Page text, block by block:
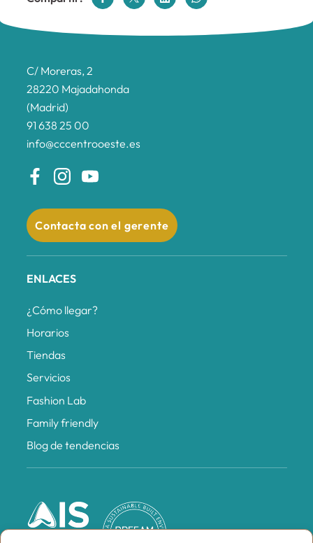
C/ Moreras, 2
28220 Majadahonda
(Madrid)
91 638 25 00
info@cccentrooeste.es
Contacta con el gerente
ENLACES
¿Cómo llegar?
Horarios
Tiendas
Servicios
Fashion Lab
Family friendly
Blog de tendencias